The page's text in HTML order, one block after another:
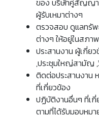
ผู้รับเหมาต่างๆ
ตรวจสอบ ดูแลทรั
ต่างๆ ให้อยู่ในสภา
ประสานงาน ผู้เกี่ย
,ประชุมใหญ่สามัญ
ติดต่อประสานงาน
ที่เกี่ยวข้อง
ปฏิบัติงานอื่นๆ ที่เกี่
ตามที่ได้รับมอบหม